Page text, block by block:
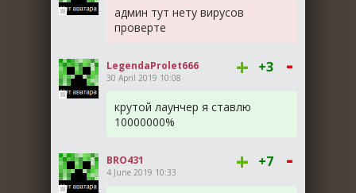
админ тут нету вирусов
проверте
LegendaProlet666
30 April 2019 10:08 + +3 -
крутой лаунчер я ставлю
10000000%
BRO431
4 June 2019 10:33 + +7 -